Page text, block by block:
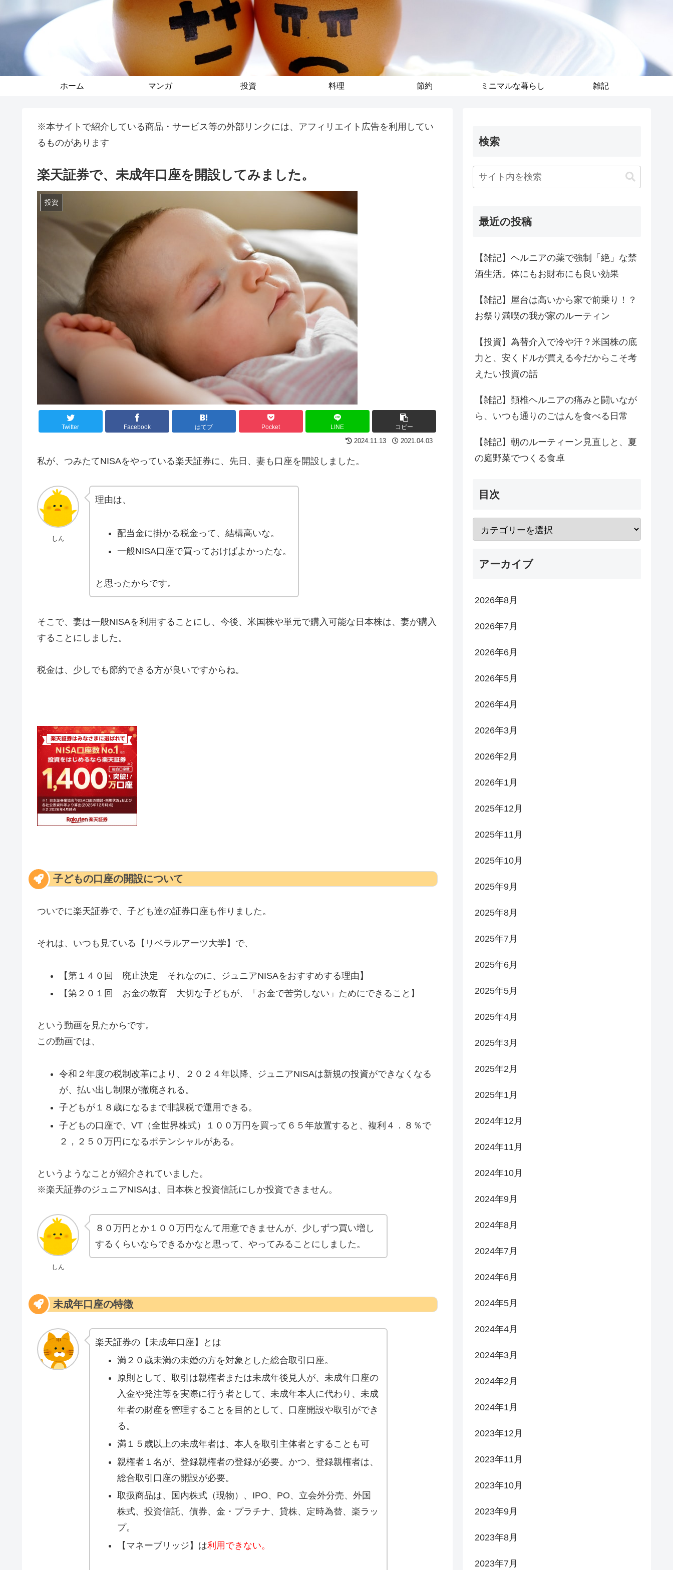
ホーム マンガ 投資 料理 節約 ミニマルな暮らし 雑記
※本サイトで紹介している商品・サービス等の外部リンクには、アフィリエイト広告を利用してい
るものがあります
楽天証券で、未成年口座を開設してみました。
投資
Twitter Facebook はてブ Pocket LINE コピー
2024.11.13 2021.04.03
私が、つみたてNISAをやっている楽天証券に、先日、妻も口座を開設しました。
しん
理由は、
配当金に掛かる税金って、結構高いな。
一般NISA口座で買っておけばよかったな。
と思ったからです。
そこで、妻は一般NISAを利用することにし、今後、米国株や単元で購入可能な日本株は、妻が購入
することにしました。
税金は、少しでも節約できる方が良いですからね。
子どもの口座の開設について
ついでに楽天証券で、子ども達の証券口座も作りました。
それは、いつも見ている【リベラルアーツ大学】で、
【第１４０回 廃止決定 それなのに、ジュニアNISAをおすすめする理由】
【第２０１回 お金の教育 大切な子どもが、「お金で苦労しない」ためにできること】
という動画を見たからです。
この動画では、
令和２年度の税制改革により、２０２４年以降、ジュニアNISAは新規の投資ができなくなる
が、払い出し制限が撤廃される。
子どもが１８歳になるまで非課税で運用できる。
子どもの口座で、VT（全世界株式）１００万円を買って６５年放置すると、複利４．８％で
２，２５０万円になるポテンシャルがある。
というようなことが紹介されていました。
※楽天証券のジュニアNISAは、日本株と投資信託にしか投資できません。
しん
８０万円とか１００万円なんて用意できませんが、少しずつ買い増し
するくらいならできるかなと思って、やってみることにしました。
未成年口座の特徴
楽天証券の【未成年口座】とは
満２０歳未満の未婚の方を対象とした総合取引口座。
原則として、取引は親権者または未成年後見人が、未成年口座の
入金や発注等を実際に行う者として、未成年本人に代わり、未成
年者の財産を管理することを目的として、口座開設や取引ができ
る。
満１５歳以上の未成年者は、本人を取引主体者とすることも可
親権者１名が、登録親権者の登録が必要。かつ、登録親権者は、
総合取引口座の開設が必要。
取扱商品は、国内株式（現物）、IPO、PO、立会外分売、外国
株式、投資信託、債券、金・プラチナ、貸株、定時為替、楽ラッ
プ。
【マネーブリッジ】は利用できない。
検索
最近の投稿
【雑記】ヘルニアの薬で強制「絶」な禁
酒生活。体にもお財布にも良い効果
【雑記】屋台は高いから家で前乗り！？
お祭り満喫の我が家のルーティン
【投資】為替介入で冷や汗？米国株の底
力と、安くドルが買える今だからこそ考
えたい投資の話
【雑記】頚椎ヘルニアの痛みと闘いなが
ら、いつも通りのごはんを食べる日常
【雑記】朝のルーティーン見直しと、夏
の庭野菜でつくる食卓
目次
アーカイブ
2026年8月
2026年7月
2026年6月
2026年5月
2026年4月
2026年3月
2026年2月
2026年1月
2025年12月
2025年11月
2025年10月
2025年9月
2025年8月
2025年7月
2025年6月
2025年5月
2025年4月
2025年3月
2025年2月
2025年1月
2024年12月
2024年11月
2024年10月
2024年9月
2024年8月
2024年7月
2024年6月
2024年5月
2024年4月
2024年3月
2024年2月
2024年1月
2023年12月
2023年11月
2023年10月
2023年9月
2023年8月
2023年7月